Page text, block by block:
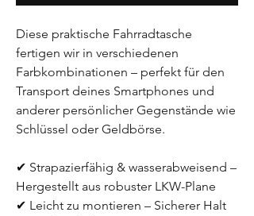
Diese praktische Fahrradtasche
fertigen wir in verschiedenen
Farbkombinationen – perfekt für den
Transport deines Smartphones und
anderer persönlicher Gegenstände wie
Schlüssel oder Geldbörse.
✔ Strapazierfähig & wasserabweisend –
Hergestellt aus robuster LKW-Plane
✔ Leicht zu montieren – Sicherer Halt